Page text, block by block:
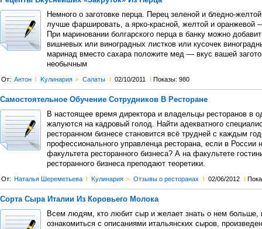
Немного о заготовке перца. Перец зеленой и бледно-
лучше фаршировать, а ярко-красной, желтой и оранжевой
При мариновании болгарского перца в банку можно
вишневых или виноградных листков или кусочек
маринад вместо сахара положите мед — вкус вашей
необычным
От: Антон l Kулинария > Салаты l 02/10/2011 l Показы: 980
Самостоятельное Обучение Сотрудников В Ресторане
В настоящее время директора и владельцы ресторанов в
жалуются на кадровый голод. Найти адекватного
ресторанном бизнесе становится всё трудней с каждым
профессионального управленца ресторана, если в России
факультета ресторанного бизнеса? А на факультете
ресторанного бизнеса преподают теоретики.
От: Наталья Шереметьева l Kулинария > Отзывы о ресторанах l 02/06/2012 l
Сорта Сыра Италии Из Коровьего Молока
Всем людям, кто любит сыр и желает знать о нем больше,
ознакомиться с описаниями итальянских сыров,